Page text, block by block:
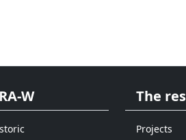
W The
Projects